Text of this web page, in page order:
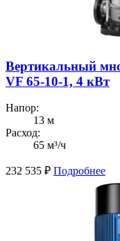
Вертикальный
VF 65-10-1, 4 кВт
Напор:
13 м
Расход:
65 м³/ч
232 535 ₽ Подробнее